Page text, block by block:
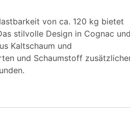
von ca. 120 kg bietet
stilvolle Design in Cognac und
Kaltschaum und
und Schaumstoff